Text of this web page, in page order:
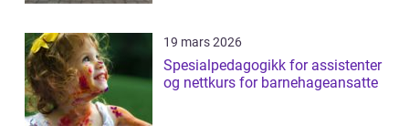
19 mars 2026
Spesialpedagogikk for assistenter
og nettkurs for barnehageansatte